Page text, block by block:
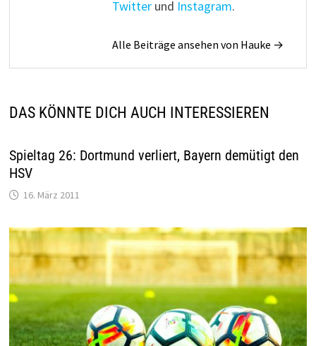
Twitterund Instagram.
Alle Beiträge ansehen von Hauke →
DAS KÖNNTE DICH AUCH INTERESSIEREN
Spieltag 26: Dortmund verliert, Bayern demütigt den
HSV
16. März 2011